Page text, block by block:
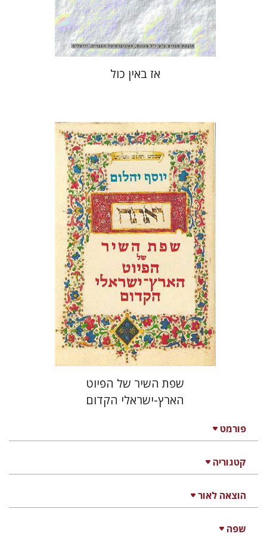
פורמט
קטגוריה
הוצאה לאור
שפה
$32
$29
אז באין כול
יוסף יהלום
שפת השיר של הפיוט
הארץ-ישראלי הקדום